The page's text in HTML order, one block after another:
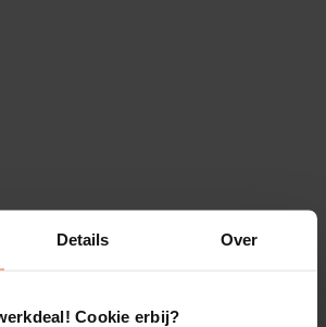
Details Over
Cookie erbij?